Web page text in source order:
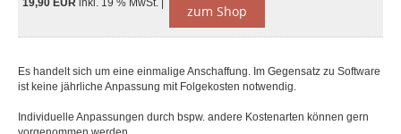
19,90 EUR inkl. 19 % MwSt. | zum Shop
Es handelt sich um eine einmalige Anschaffung. Im Gegensatz zu Software
ist keine jährliche Anpassung mit Folgekosten notwendig.
Individuelle Anpassungen durch bspw. andere Kostenarten können gern